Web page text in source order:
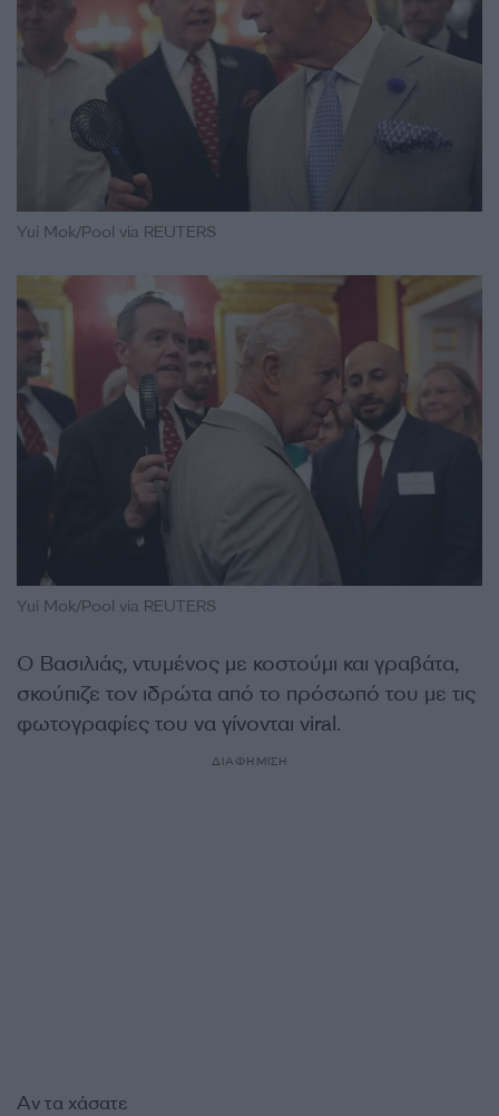
Yui Mok/Pool via REUTERS
Yui Mok/Pool via REUTERS
Ο Βασιλιάς, ντυμένος με κοστούμι και γραβάτα,
σκούπιζε τον ιδρώτα από το πρόσωπό του με τις
φωτογραφίες του να γίνονται viral.
ΔΙΑΦΗΜΙΣΗ
Αν τα χάσατε